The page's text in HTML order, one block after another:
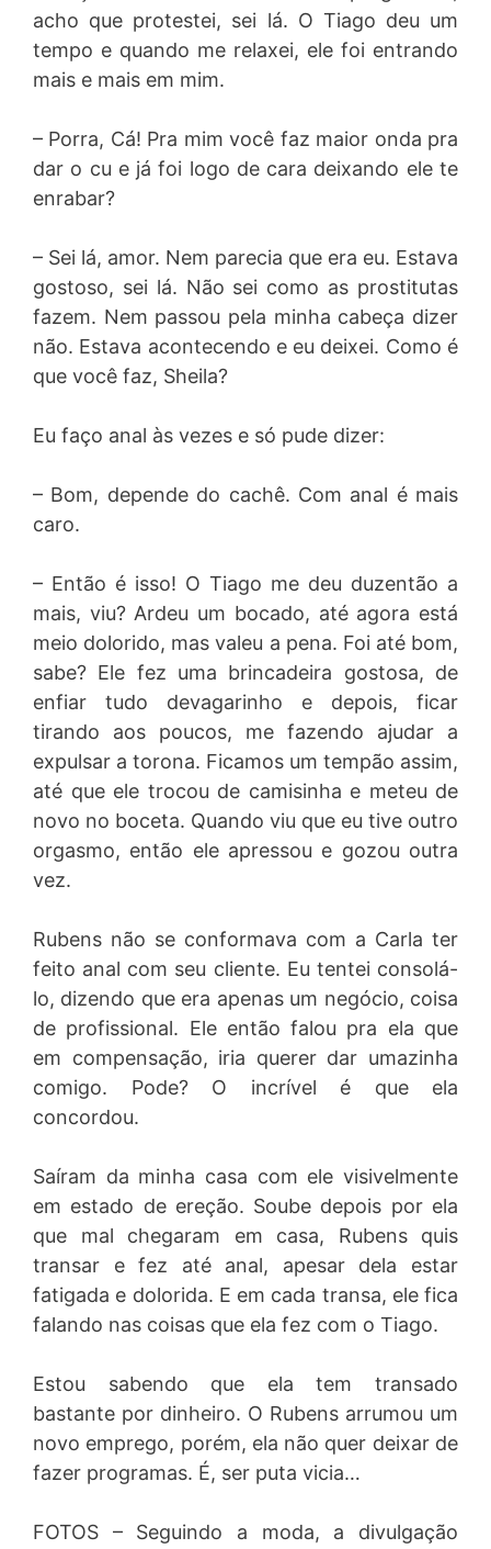
acho que protestei, sei lá. O Tiago deu um
tempo e quando me relaxei, ele foi entrando
mais e mais em mim.
– Porra, Cá! Pra mim você faz maior onda pra
dar o cu e já foi logo de cara deixando ele te
enrabar?
– Sei lá, amor. Nem parecia que era eu. Estava
gostoso, sei lá. Não sei como as prostitutas
fazem. Nem passou pela minha cabeça dizer
não. Estava acontecendo e eu deixei. Como é
que você faz, Sheila?
Eu faço anal às vezes e só pude dizer:
– Bom, depende do cachê. Com anal é mais
caro.
– Então é isso! O Tiago me deu duzentão a
mais, viu? Ardeu um bocado, até agora está
meio dolorido, mas valeu a pena. Foi até bom,
sabe? Ele fez uma brincadeira gostosa, de
enfiar tudo devagarinho e depois, ficar
tirando aos poucos, me fazendo ajudar a
expulsar a torona. Ficamos um tempão assim,
até que ele trocou de camisinha e meteu de
novo no boceta. Quando viu que eu tive outro
orgasmo, então ele apressou e gozou outra
vez.
Rubens não se conformava com a Carla ter
feito anal com seu cliente. Eu tentei consolá-
lo, dizendo que era apenas um negócio, coisa
de profissional. Ele então falou pra ela que
em compensação, iria querer dar umazinha
comigo. Pode? O incrível é que ela
concordou.
Saíram da minha casa com ele visivelmente
em estado de ereção. Soube depois por ela
que mal chegaram em casa, Rubens quis
transar e fez até anal, apesar dela estar
fatigada e dolorida. E em cada transa, ele fica
falando nas coisas que ela fez com o Tiago.
Estou sabendo que ela tem transado
bastante por dinheiro. O Rubens arrumou um
novo emprego, porém, ela não quer deixar de
fazer programas. É, ser puta vicia…
FOTOS – Seguindo a moda, a divulgação